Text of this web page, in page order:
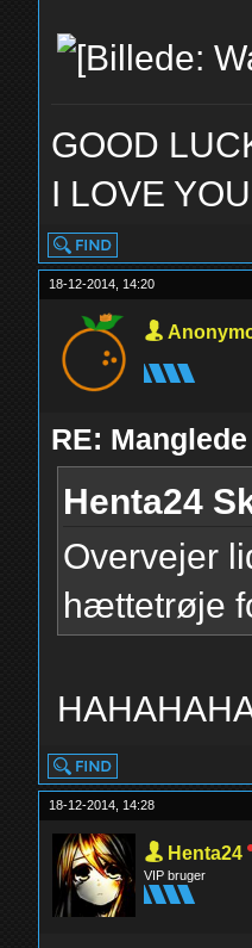
GOOD
I LOVE
18-12-2014, 14:20
RE:
Henta24
Overvejer
hættetrøje
18-12-2014, 14:28
Henta24
VIP bruger